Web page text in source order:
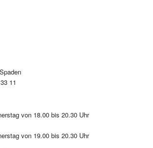
11
von 18.00 bis 20.30 Uhr
von 19.00 bis 20.30 Uhr